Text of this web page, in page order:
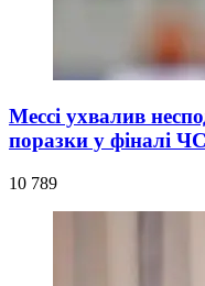
Мессі ухвалив
поразки у фіналі
10 789